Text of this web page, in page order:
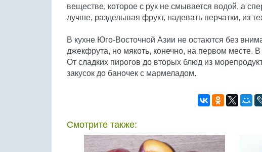
веществе, которое с рук не смывается водой, а
лучше, разделывая фрукт, надевать перчатки, из
В кухне Юго-Восточной Азии не остаются без
джекфрута, но мякоть, конечно, на первом месте.
От сладких пирогов до вторых блюд из
закусок до баночек с мармеладом.
Смотрите также: